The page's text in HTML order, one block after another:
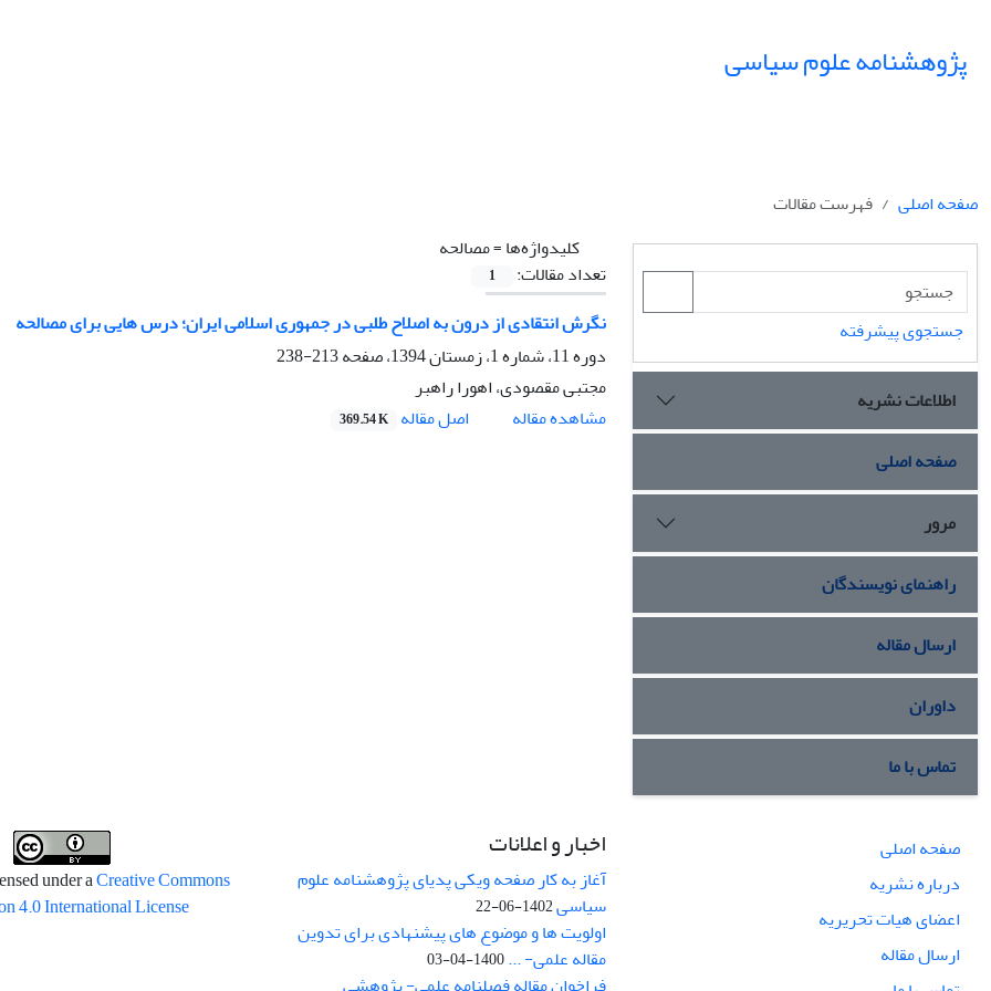
پژوهشنامه علوم سیاسی
صفحه اصلی
فهرست مقالات
کلیدواژه‌ها =مصالحه
تعداد مقالات:
1
نگرش انتقادی از درون به اصلاح طلبی در جمهوری اسلامی ایران؛ درس هایی برای مصالحه
دوره 11، شماره 1، زمستان 1394، صفحه
213-238
مجتبی مقصودی، اهورا راهبر
مشاهده مقاله
اصل مقاله 369.54 K
جستجوی پیشرفته
اطلاعات نشریه
صفحه اصلی
مرور
راهنمای نویسندگان
ارسال مقاله
داوران
تماس با ما
صفحه اصلی
درباره نشریه
اعضای هیات تحریریه
ارسال مقاله
اخبار و اعلانات
آغاز به کار صفحه ویکی پدیای پژوهشنامه علوم
سیاسی1402-06-22
اولویت ها و موضوع های پیشنهادی برای تدوین
مقاله علمی- ...1400-04-03
under aCreative Commons
4.0 International License